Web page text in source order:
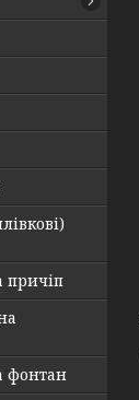
причіп
фонтан